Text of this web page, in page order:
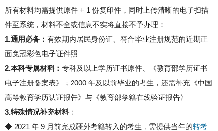
所有材料均需提供原件 + 1 份复印件，同时上传清晰的电子扫描
件至系统，材料不全或信息不实将直接不予办理：
1.通用必备： 有效期内居民身份证、符合毕业注册规范的近期正
面免冠彩色电子证件照
2.本科专属材料： 专科及以上学历证书原件、《教育部学历证书
电子注册备案表》；2000 年及以前毕业的考生，还需补充《中国
高等教育学历认证报告》与《教育部学籍在线验证报告》
3.特殊情况补充材料：
◆ 2021 年 9 月前完成疆外考籍转入的考生，需提供当年的转考